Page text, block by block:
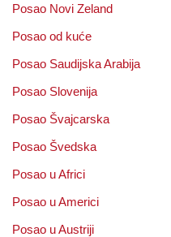
Posao Novi Zeland
Posao od kuće
Posao Saudijska Arabija
Posao Slovenija
Posao Švajcarska
Posao Švedska
Posao u Africi
Posao u Americi
Posao u Austriji